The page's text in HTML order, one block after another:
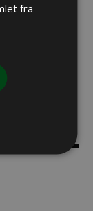
klar til at
krav til dit grej.
fra